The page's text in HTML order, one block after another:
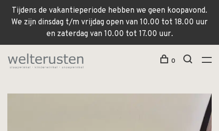
Tijdens de vakantieperiode hebben we geen koopavond.
We zijn dinsdag t/m vrijdag open van 10.00 tot 18.00 uur
en zaterdag van 10.00 tot 17.00 uur.
0